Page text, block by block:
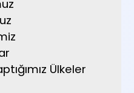
Ülkeler